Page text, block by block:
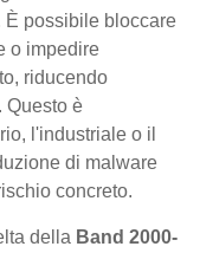
possibile bloccare
o impedire
riducendo
Questo è
l'industriale o il
di malware
concreto.
della Band 2000-